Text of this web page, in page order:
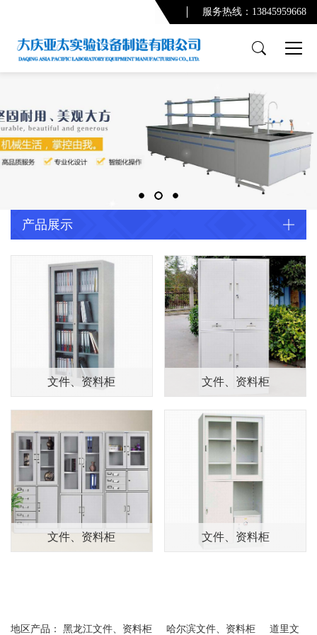
PCR实验室
通风柜系列
功能柜系列
净化系统及配套设备
实验室规划设计
产品展示
服务热线：13845959668
产品展示
文件、资料柜 文件、资料柜
文件、资料柜 文件、资料柜
地区产品： 黑龙江文件、资料柜 哈尔滨文件、资料柜 道里文